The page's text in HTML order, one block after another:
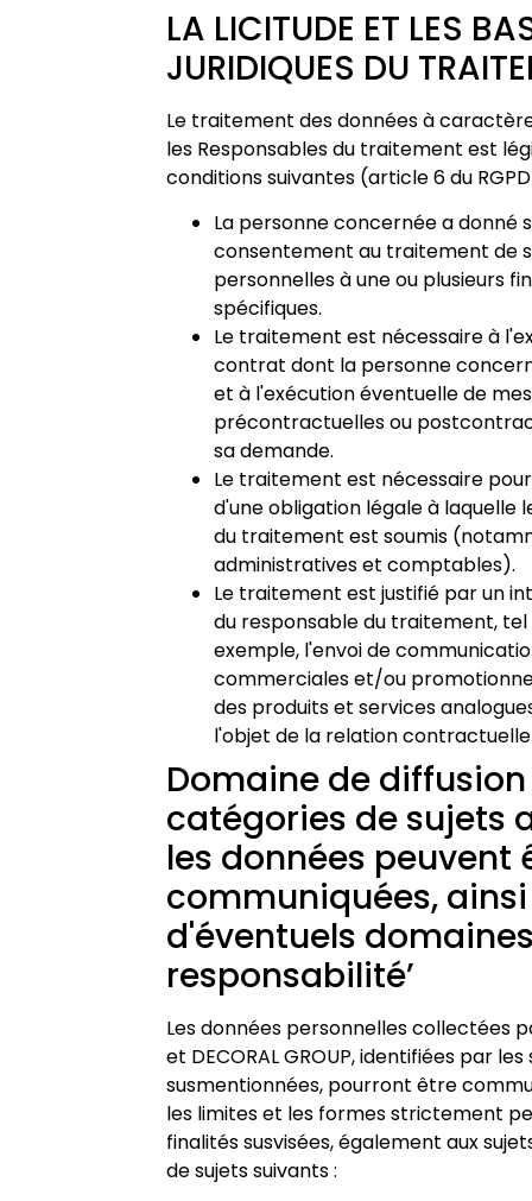
LA LICITUDE ET LES
JURIDIQUES DU
Le traitement des données à
les Responsables du traitement est
conditions suivantes (article 6 du
La personne concernée a donné
consentement au traitement de
personnelles à une ou plusieurs
spécifiques.
Le traitement est nécessaire à
contrat dont la personne
et à l'exécution éventuelle de
précontractuelles ou
sa demande.
Le traitement est nécessaire
d'une obligation légale à laquelle
du traitement est soumis
administratives et comptables).
Le traitement est justifié par un
du responsable du traitement, tel
exemple, l'envoi de
commerciales et/ou
des produits et services
l'objet de la relation
Domaine de
catégories de sujets
les données peuvent
communiquées,
d'éventuels
responsabilité’
Les données personnelles collectées
et DECORAL GROUP, identifiées par
susmentionnées, pourront être
les limites et les formes strictement
finalités susvisées, également aux
de sujets suivants :